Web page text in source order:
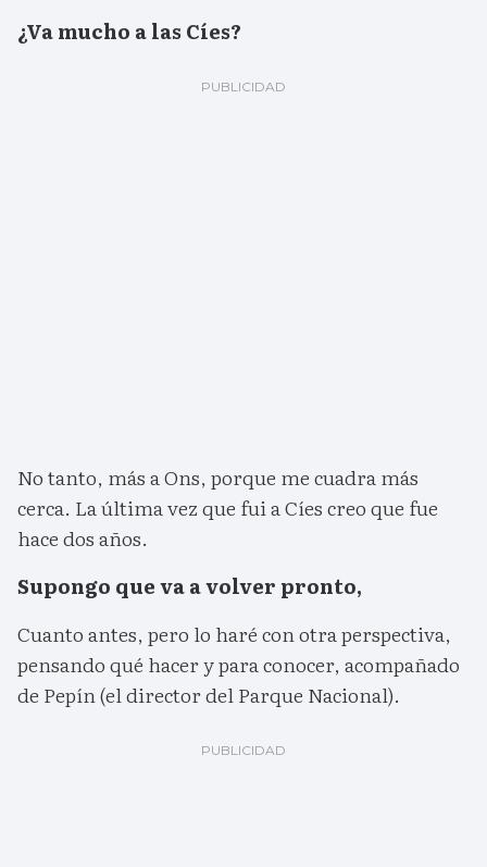
¿Va mucho a las Cíes?
No tanto, más a Ons, porque me cuadra más
cerca. La última vez que fui a Cíes creo que fue
hace dos años.
Supongo que va a volver pronto,
Cuanto antes, pero lo haré con otra perspectiva,
pensando qué hacer y para conocer, acompañado
de Pepín (el director del Parque Nacional).